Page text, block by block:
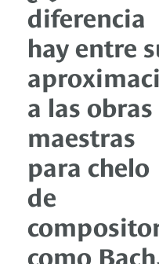
diferencia
hay entre
a las obras
maestras
para chelo
de
como